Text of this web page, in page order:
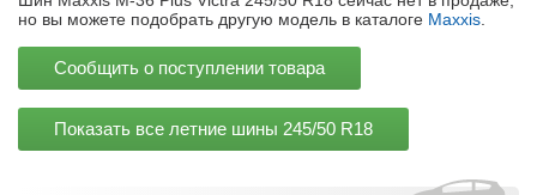
но вы можете подобрать другую модель в каталоге Maxxis
Сообщить о поступлении товара
Показать все летние шины 245/50 R18